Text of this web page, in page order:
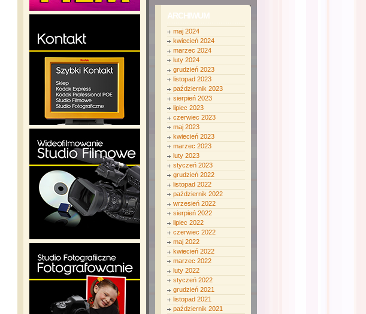
ARCHIWUM
maj 2024
kwiecień 2024
marzec 2024
luty 2024
grudzień 2023
listopad 2023
październik 2023
sierpień 2023
lipiec 2023
czerwiec 2023
maj 2023
kwiecień 2023
marzec 2023
luty 2023
styczeń 2023
grudzień 2022
listopad 2022
październik 2022
wrzesień 2022
sierpień 2022
lipiec 2022
czerwiec 2022
maj 2022
kwiecień 2022
marzec 2022
luty 2022
styczeń 2022
grudzień 2021
listopad 2021
październik 2021